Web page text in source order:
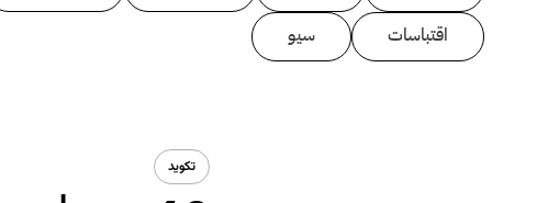
اقتباسات
سيو
تكويد